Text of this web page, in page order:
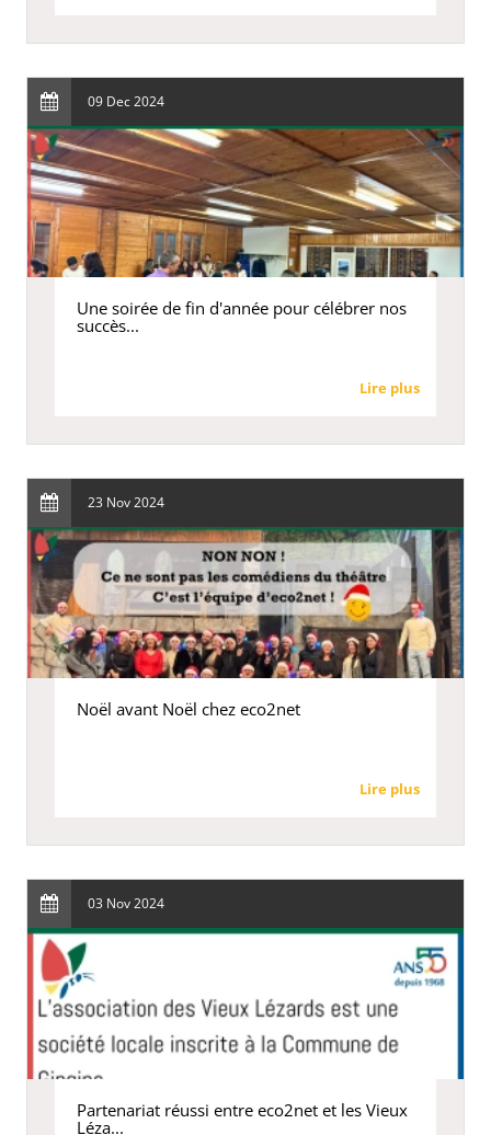
09 Dec 2024
Une soirée de fin d'année pour célébrer nos
succès...
Lire plus
23 Nov 2024
Noël avant Noël chez eco2net
Lire plus
03 Nov 2024
Partenariat réussi entre eco2net et les Vieux
Léza...